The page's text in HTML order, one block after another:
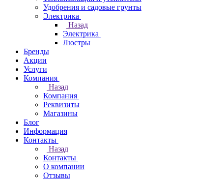
Удобрения и садовые грунты
Электрика
Назад
Электрика
Люстры
Бренды
Акции
Услуги
Компания
Назад
Компания
Реквизиты
Магазины
Блог
Информация
Контакты
Назад
Контакты
О компании
Отзывы